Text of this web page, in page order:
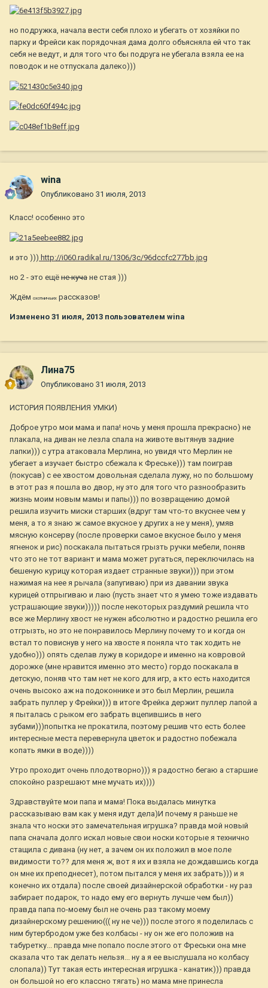
но подружка, начала вести себя плохо и убегать от хозяйки по
парку и Фрейси как порядочная дама долго объясняла ей что так
себя не ведут, и для того что бы подруга не убегала взяла ее на
поводок и не отпускала далеко)))
wina
Опубликовано 31 июля, 2013
Класс! особенно это
и это ))) http://i060.radikal.ru/1306/3c/96dccfc277bb.jpg
но 2 - это ещё не куча не стая )))
Ждём охотничьих рассказов!
Изменено 31 июля, 2013 пользователем wina
Лина75
Опубликовано 31 июля, 2013
ИСТОРИЯ ПОЯВЛЕНИЯ УМКИ)
Доброе утро мои мама и папа! ночь у меня прошла прекрасно) не
плакала, на диван не лезла спала на животе вытянув задние
лапки))) с утра атаковала Мерлина, но увидя что Мерлин не
убегает а изучает быстро сбежала к Фреське))) там поиграв
(покусав) с ее хвостом довольная сделала лужу, но по большому
в этот раз я пошла во двор, ну это для того что разнообразить
жизнь моим новым мамы и папы))) по возвращению домой
решила изучить миски старших (вдруг там что-то вкуснее чем у
меня, а то я знаю ж самое вкусное у других а не у меня), умяв
мясную консерву (после проверки самое вкусное было у меня
ягненок и рис) поскакала пытаться грызть ручки мебели, поняв
что это не тот вариант и мама может ругаться, переключилась на
бешеную курицу которая издает странные звуки))) при этом
нажимая на нее я рычала (запугиваю) при из давании звука
курицей отпрыгиваю и лаю (пусть знает что я умею тоже издавать
устрашающие звуки))))) после некоторых раздумий решила что
все же Мерлину хвост не нужен абсолютно и радостно решила его
отгрызть, но это не понравилось Мерлину почему то и когда он
встал то повиснув у него на хвосте я поняла что так ходить не
удобно))) опять сделав лужу в коридоре и именно на ковровой
дорожке (мне нравится именно это место) гордо поскакала в
детскую, поняв что там нет не кого для игр, а кто есть находится
очень высоко аж на подоконнике и это был Мерлин, решила
забрать пуллер у Фрейки))) в итоге Фрейка держит пуллер лапой а
я пыталась с рыком его забрать вцепившись в него
зубами)))попытка не прокатила, поэтому решив что есть более
интересные места перевернула цветок и радостно побежала
копать ямки в воде))))
Утро проходит очень плодотворно))) я радостно бегаю а старшие
спокойно разрешают мне мучать их))))
Здравствуйте мои папа и мама! Пока выдалась минутка
рассказываю вам как у меня идут дела)И почему я раньше не
знала что носки это замечательная игрушка? правда мой новый
папа сначала долго искал новые свои носки которые я технично
стащила с дивана (ну нет, а зачем он их положил в мое поле
видимости то?? для меня ж, вот я их и взяла не дождавшись когда
он мне их преподнесет), потом пытался у меня их забрать))) и я
конечно их отдала) после своей дизайнерской обработки - ну раз
забирает подарок, то надо ему его вернуть лучше чем был))
правда папа по-моему был не очень раз такому моему
дизайнерскому решению((( ну не че))) после этого я поделилась с
ним бутербродом уже без колбасы - ну он же его положив на
табуретку... правда мне попало после этого от Фреськи она мне
сказала что так делать нельзя... ну а я ее выслушала но колбасу
слопала)) Тут такая есть интересная игрушка - канатик))) правда
он большой но его классно тягать) но мама мне принесла